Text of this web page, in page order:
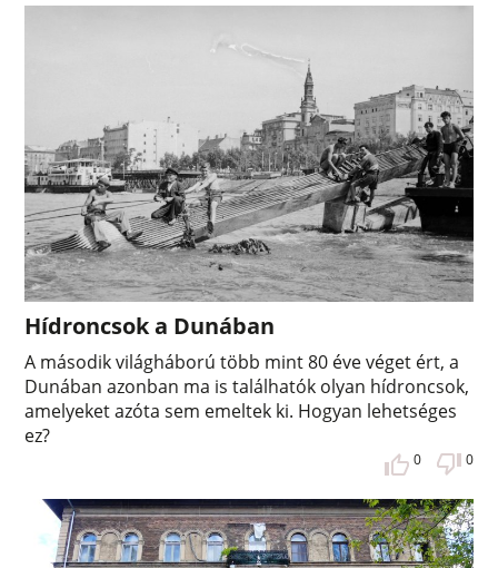
Hídroncsok a Dunában
A második világháború több mint 80 éve véget ért, a
Dunában azonban ma is találhatók olyan hídroncsok,
amelyeket azóta sem emeltek ki. Hogyan lehetséges
ez?
0 0